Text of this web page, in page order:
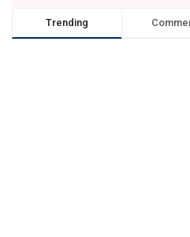
Trending